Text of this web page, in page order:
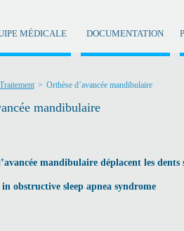
MÉDICALE DOCUMENTATION
Traitement > Orthèse d’avancée mandibulaire
mandibulaire
mandibulaire déplacent les
obstructive sleep apnea syndrome